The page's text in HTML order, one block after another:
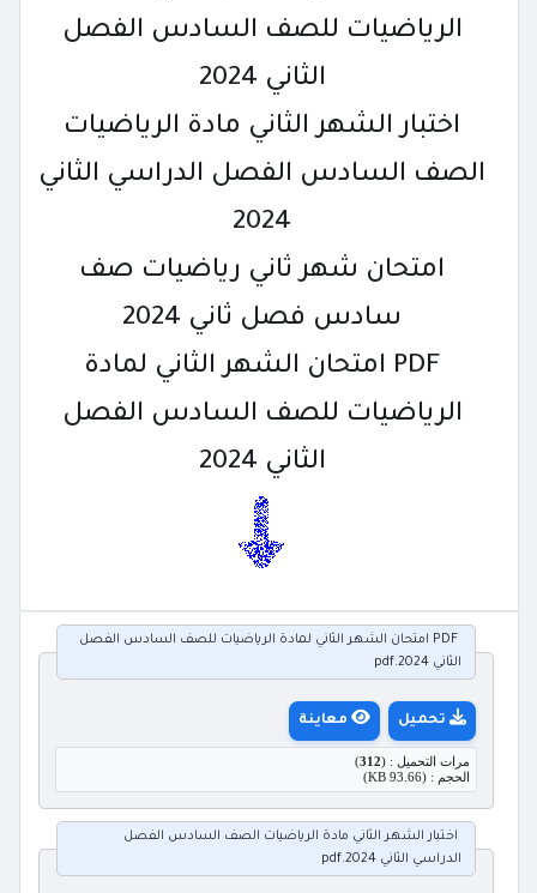
الرياضيات للصف السادس الفصل
الثاني 2024
اختبار الشهر الثاني مادة الرياضيات
الصف السادس الفصل الدراسي الثاني
2024
امتحان شهر ثاني رياضيات صف
سادس فصل ثاني 2024
PDF امتحان الشهر الثاني لمادة
الرياضيات للصف السادس الفصل
الثاني 2024
PDF امتحان الشهر الثاني لمادة الرياضيات للصف السادس الفصل
الثاني 2024.pdf
تحميل معاينة
مرات التحميل : (312
)
الحجم : (93.66 KB)
اختبار الشهر الثاني مادة الرياضيات الصف السادس الفصل
الدراسي الثاني 2024.pdf